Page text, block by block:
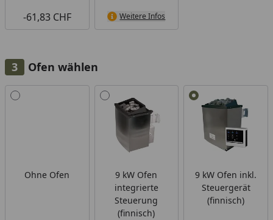
-61,83 CHF Weitere Infos
Ofen wählen
Alle anzeigen (4)
Ohne Ofen
9 kW Ofen
integrierte
Steuerung
(finnisch)
9 kW Ofen inkl.
Steuergerät
(finnisch)